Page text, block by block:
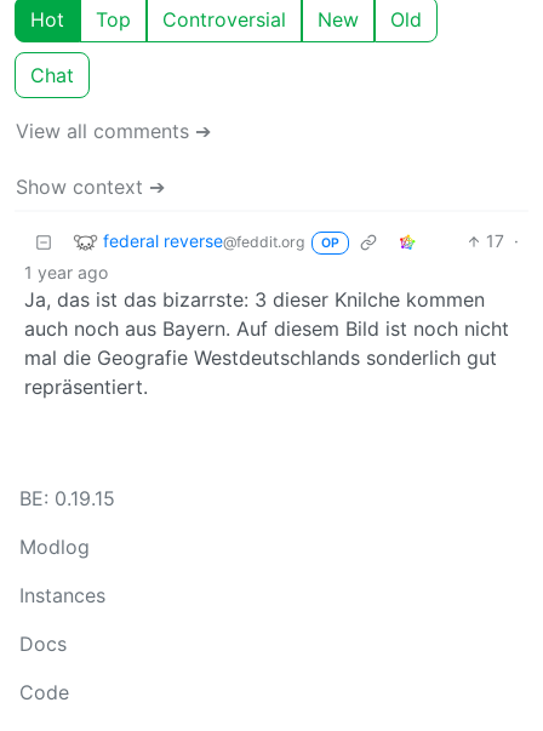
Hot Top Controversial New Old
Chat
View all comments ➔
Show context ➔
federal reverse@feddit.org OP 17 ·
1 year ago
Ja, das ist das bizarrste: 3 dieser Knilche kommen
auch noch aus Bayern. Auf diesem Bild ist noch nicht
mal die Geografie Westdeutschlands sonderlich gut
repräsentiert.
BE: 0.19.15
Modlog
Instances
Docs
Code